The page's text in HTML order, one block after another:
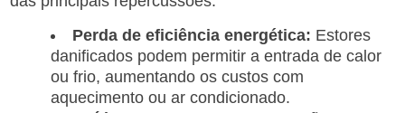
Perda de eficiência energética: Estores
danificados podem permitir a entrada de calor
ou frio, aumentando os custos com
aquecimento ou ar condicionado.